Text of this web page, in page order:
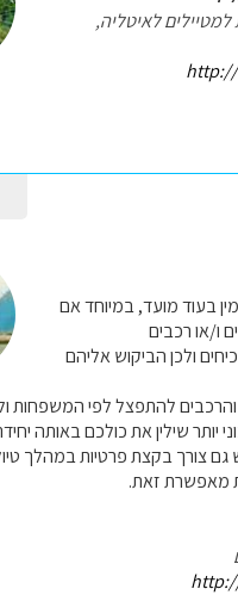
למטיילים לאיטליה,
בעוד מועד, במיוחד אם
ו/או רכבים
ולכן הביקוש אליהם
להתפצל לפי המשפחות
יותר שילין את כולכם באותה
גם צורך בקצת פרטיות במהלך
מאפשרת זאת.